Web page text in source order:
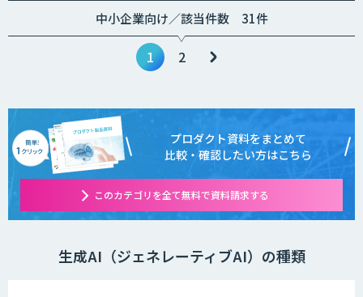
1 2
中小企業向け／該当件数 31件
プロダクト資料をまとめて
比較・確認したい方はこちら
このカテゴリを全て無料で資料請求する
生成AI（ジェネレーティブAI）の種類